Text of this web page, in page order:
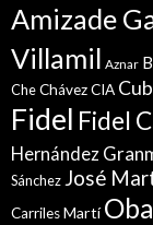
Amizade
Villamil Aznar
CheChávezCIA
Fidel Fidel
Hernández
Sánchez José
CarrilesMartí